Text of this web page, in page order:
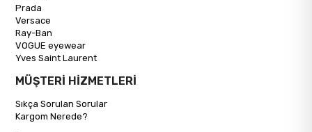
Prada
Versace
Ray-Ban
VOGUE eyewear
Yves Saint Laurent
MÜŞTERİ HİZMETLERİ
Sıkça Sorulan Sorular
Kargom Nerede?